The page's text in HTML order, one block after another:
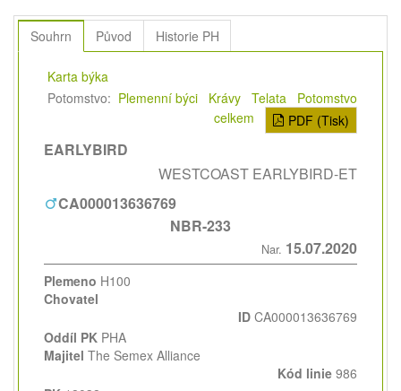
Souhrn Původ Historie PH
Karta býka
Potomstvo: Plemenní býci Krávy Telata
Potomstvo
celkem
PDF (Tisk)
EARLYBIRD
WESTCOAST EARLYBIRD-ET
CA000013636769
NBR-233
Nar. 15.07.2020
Plemeno H100
Chovatel
ID CA000013636769
Oddíl PKPHA
Majitel The Semex Alliance
Kód linie 986